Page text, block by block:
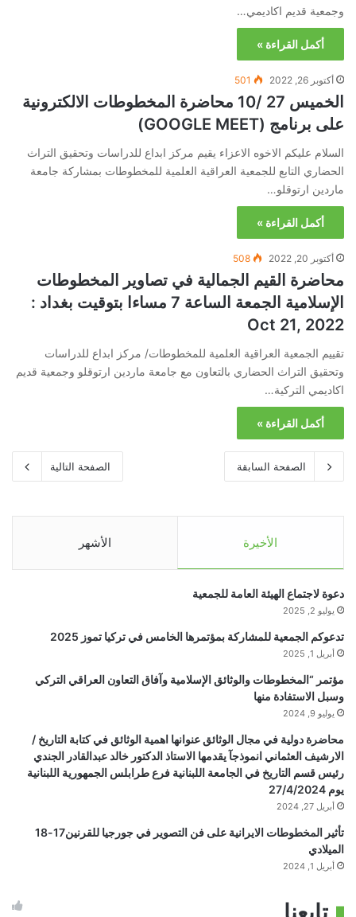
وجمعية قديم اكاديمي…
أكمل القراءة »
أكتوبر 26, 2022 501
الخميس 27 /10 محاضرة المخطوطات الالكترونية
على برنامج (GOOGLE MEET)
السلام عليكم الاخوه الاعزاء يقيم مركز ابداع للدراسات وتحقيق التراث
الحضاري التابع للجمعية العراقية العلمية للمخطوطات بمشاركة جامعة
ماردين ارتوقلو…
أكمل القراءة »
أكتوبر 20, 2022 508
محاضرة القيم الجمالية في تصاوير المخطوطات
الإسلامية الجمعة الساعة 7 مساءا بتوقيت بغداد :
Oct 21, 2022
تقييم الجمعية العراقية العلمية للمخطوطات/ مركز ابداع للدراسات
وتحقيق التراث الحضاري بالتعاون مع جامعة ماردين ارتوقلو وجمعية قديم
اكاديمي التركية…
أكمل القراءة »
الصفحة السابقة الصفحة التالية
الأخيرة الأشهر
دعوة لاجتماع الهيئة العامة للجمعية
يوليو 2, 2025
تدعوكم الجمعية للمشاركة بمؤتمرها الخامس في تركيا تموز 2025
أبريل 1, 2025
مؤتمر “المخطوطات والوثائق الإسلامية وآفاق التعاون العراقي التركي
وسبل الاستفادة منها
يوليو 9, 2024
محاضرة دولية في مجال الوثائق عنوانها اهمية الوثائق في كتابة التاريخ /
الارشيف العثماني انموذجآ يقدمها الاستاذ الدكتور خالد عبدالقادر الجندي
رئيس قسم التاريخ في الجامعة اللبنانية فرع طرابلس الجمهورية اللبنانية
يوم 27/4/2024
أبريل 27, 2024
تأثير المخطوطات الايرانية على فن التصوير في جورجيا للقرنين17-18
الميلادي
أبريل 1, 2024